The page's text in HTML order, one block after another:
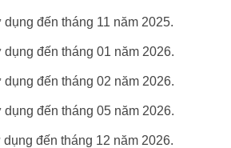
đến tháng 11 năm 2025.
đến tháng 01 năm 2026.
đến tháng 02 năm 2026.
đến tháng 05 năm 2026.
đến tháng 12 năm 2026.